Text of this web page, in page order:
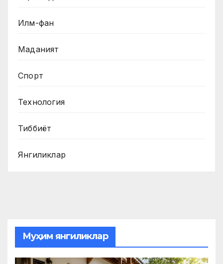
Илм-фан
Маданият
Спорт
Технология
Тиббиёт
Янгиликлар
Муҳим янгиликлар